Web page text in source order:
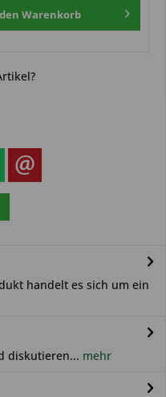
Warenkorb
handelt es sich um ein
diskutieren... mehr